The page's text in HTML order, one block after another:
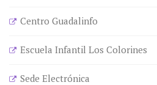
Centro Guadalinfo
Escuela Infantil Los Colorines
Sede Electrónica